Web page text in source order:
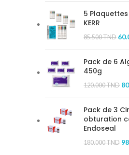
5 Plaquettes
KERR
85.500TND
Pack de 6
450g
120.000TND
Pack de 3
obturation
Endoseal
180.000TND